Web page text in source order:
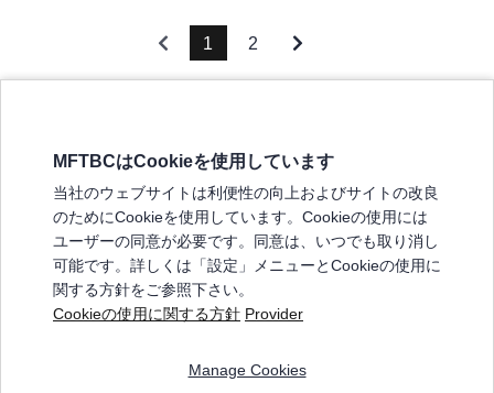
1 2
弊社の製品について
販売店リスト
よくある質問 / お問い合わせ
特定商取引法に基づく表記
三菱ふそうショップ_利用規約
MFTBCはCookieを使用しています
当社のウェブサイトは利便性の向上およびサイトの改良
のためにCookieを使用しています。Cookieの使用には
ユーザーの同意が必要です。同意は、いつでも取り消し
可能です。詳しくは「設定」メニューとCookieの使用に
関する方針をご参照下さい。
Cookieの使用に関する方針 Provider
Manage Cookies